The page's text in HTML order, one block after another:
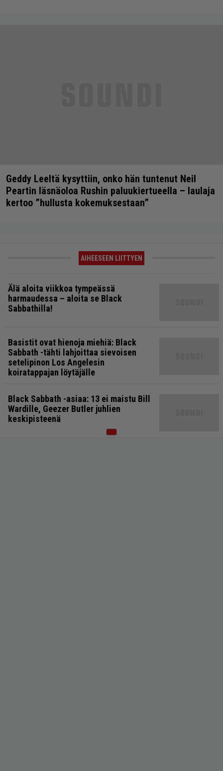
Geddy Leeltä kysyttiin, onko hän tuntenut Neil
Peartin läsnäoloa Rushin paluukiertueella – laulaja
kertoo ”hullusta kokemuksestaan”
AIHEESEEN LIITTYEN
Älä aloita viikkoa tympeässä
harmaudessa – aloita se Black
Sabbathilla!
Basistit ovat hienoja miehiä: Black
Sabbath -tähti lahjoittaa sievoisen
setelipinon Los Angelesin
koiratappajan löytäjälle
Black Sabbath -asiaa: 13 ei maistu Bill
Wardille, Geezer Butler juhlien
keskipisteenä